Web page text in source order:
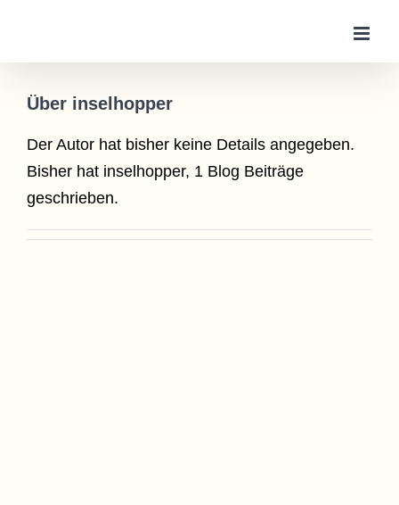
springen
Über inselhopper
Der Autor hat bisher keine Details angegeben.
Bisher hat inselhopper, 1 Blog Beiträge
geschrieben.